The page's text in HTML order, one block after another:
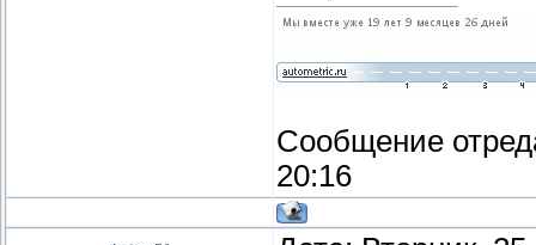
Сообщение
20:16